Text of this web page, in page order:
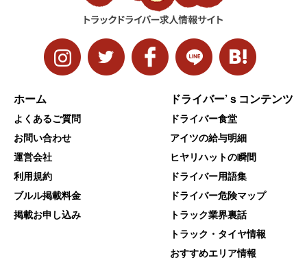
ホーム
よくあるご質問
お問い合わせ
運営会社
利用規約
ブルル掲載料金
掲載お申し込み
ドライバー’ｓコンテンツ
ドライバー食堂
アイツの給与明細
ヒヤリハットの瞬間
ドライバー用語集
ドライバー危険マップ
トラック業界裏話
トラック・タイヤ情報
おすすめエリア情報